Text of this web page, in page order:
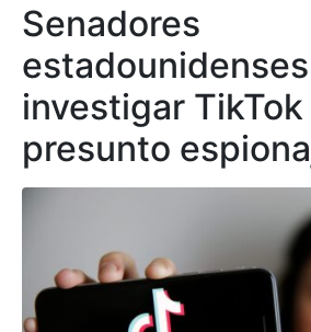
Senadores
investigar
presunto